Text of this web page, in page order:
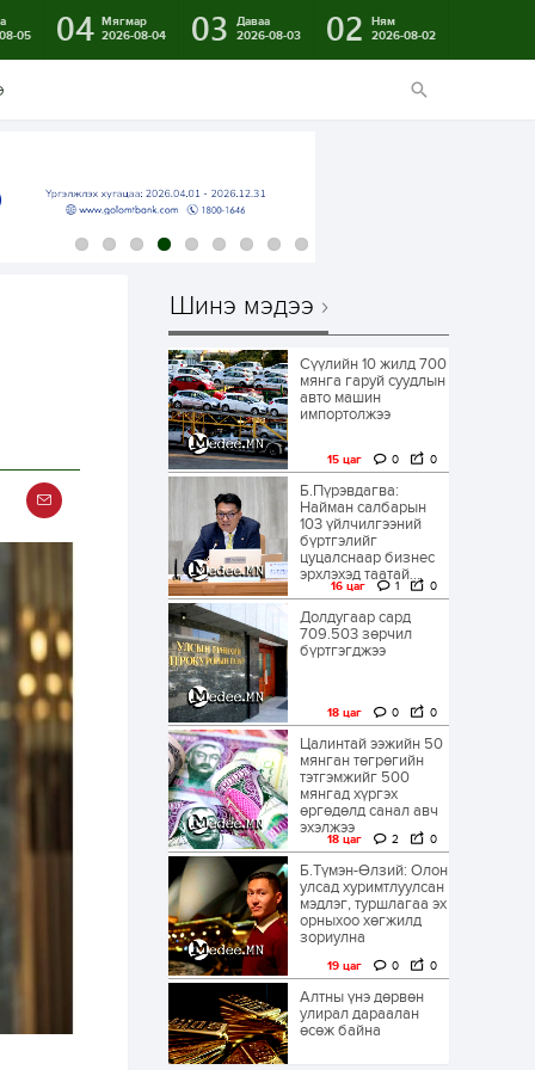
05
04 Мягмар
2026-08-04
03
Даваа
2026-08-03
02
Ням
2026-08-02
Шинэ мэдээ
Сүүлийн 10 жилд 700
мянга гаруй суудлын
авто машин
импортолжээ
15 цаг 0 0
Б.Пүрэвдагва:
Найман салбарын
103 үйлчилгээний
бүртгэлийг
цуцалснаар бизнес
эрхлэхэд таатай...
16 цаг 1 0
Долдугаар сард
709.503 зөрчил
бүртгэгджээ
18 цаг 0 0
Цалинтай ээжийн 50
мянган төгрөгийн
тэтгэмжийг 500
мянгад хүргэх
өргөдөлд санал авч
эхэлжээ
18 цаг 2 0
Б.Түмэн-Өлзий: Олон
улсад хуримтлуулсан
мэдлэг, туршлагаа эх
орныхоо хөгжилд
зориулна
19 цаг 0 0
Алтны үнэ дөрвөн
улирал дараалан
өсөж байна